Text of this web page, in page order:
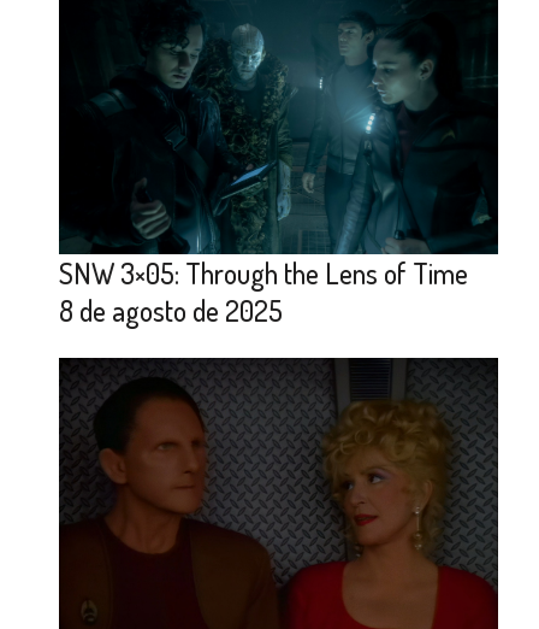
SNW 3×05: Through the Lens of Time
8 de agosto de 2025